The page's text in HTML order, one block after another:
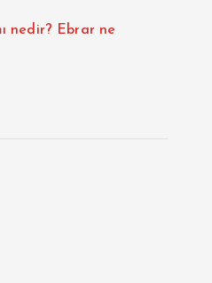
nedir? Ebrar ne